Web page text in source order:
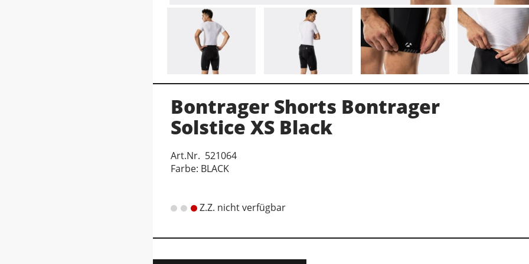
Bontrager Shorts Bontrager
Solstice XS Black
Art.Nr. 521064
Farbe: BLACK
Z.Z. nicht verfügbar